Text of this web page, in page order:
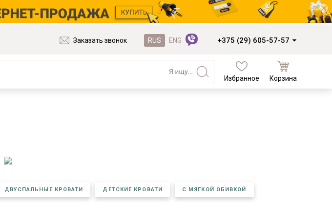
Заказать звонок RUS ENG +375 (29) 605-57-57
Наматрасники
Постельное бельё
Избранное Корзина
ДВУСПАЛЬНЫЕ КРОВАТИ ДЕТСКИЕ КРОВАТИ С МЯГКОЙ ОБИВКОЙ